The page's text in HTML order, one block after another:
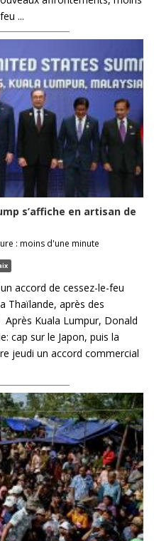
...
s’affiche en artisan de
: moins d'une minute
accord de cessez-le-feu
Thaïlande, après des
Kuala Lumpur, Donald
cap sur le Japon, puis la
jeudi un accord commercial